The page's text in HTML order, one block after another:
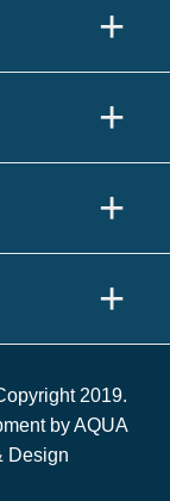
2019.
by AQUA
Design